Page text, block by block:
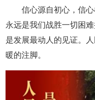
信心源自初心，信
永远是我们战胜一切困
是发展最动人的见证。
暖的注脚。